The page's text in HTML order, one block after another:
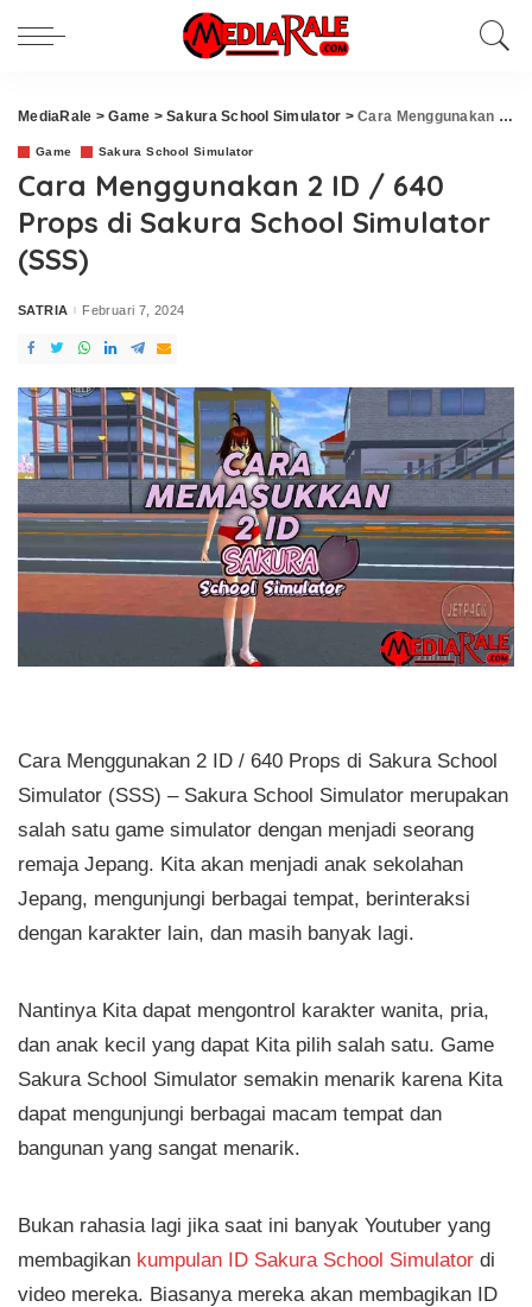
MediaRale >Game >Sakura School Simulator >Cara Menggunakan 2 ID / 640 Props di Sakura School Simulator (SSS)
Game Sakura School Simulator
Cara Menggunakan 2 ID / 640
Props di Sakura School Simulator
(SSS)
Posted
SATRIA Februari 7, 2024
Cara Menggunakan 2 ID / 640 Props di Sakura School
Simulator (SSS) – Sakura School Simulator merupakan
salah satu game simulator dengan menjadi seorang
remaja Jepang. Kita akan menjadi anak sekolahan
Jepang, mengunjungi berbagai tempat, berinteraksi
dengan karakter lain, dan masih banyak lagi.
Nantinya Kita dapat mengontrol karakter wanita, pria,
dan anak kecil yang dapat Kita pilih salah satu. Game
Sakura School Simulator semakin menarik karena Kita
dapat mengunjungi berbagai macam tempat dan
bangunan yang sangat menarik.
Bukan rahasia lagi jika saat ini banyak Youtuber yang
membagikan kumpulan ID Sakura School Simulator di
video mereka. Biasanya mereka akan membagikan ID